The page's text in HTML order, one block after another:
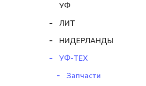
УФ
ЛИТ
НИДЕРЛАНДЫ
УФ-ТЕХ
Запчасти